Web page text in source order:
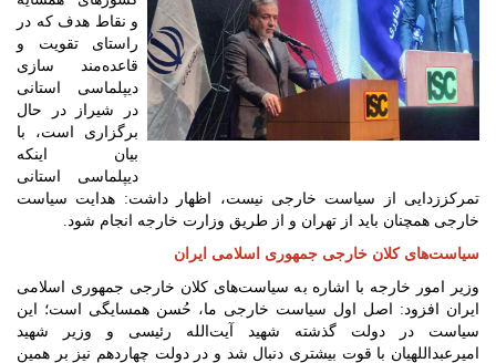
و نقاط هدف که در
راستای تقویت و
قاعده‌مند سازی
دیپلماسی استانی
در شیراز در حال
برگزاری است، با
بیان اینکه
دیپلماسی استانی
تمرکززدایی از سیاست خارجی نیست، اظهار داشت:‌ هدایت سیاست
خارجی همچنان باید از تهران و از طریق وزارت خارجه انجام شود.
سیاست‌های کلان خارجی جمهوری اسلامی ایران
وزیر امور خارجه با اشاره به سیاست‌های کلان خارجی جمهوری اسلامی
ایران افزود: اصل اول سیاست خارجی ما، حُسن همسایگی است؛ این
سیاست در دولت گذشته شهید آیت‌الله رئیسی و وزیر شهید
امیرعبداللهیان با قوت بیشتری دنبال شد و در دولت چهاردهم نیز بر همین